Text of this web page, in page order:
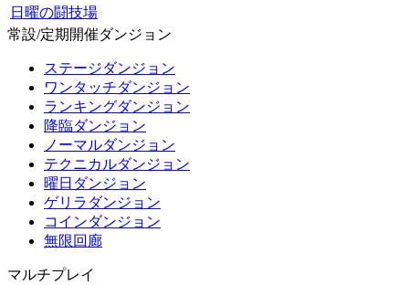
日曜の闘技場
常設/定期開催ダンジョン
ステージダンジョン
ワンタッチダンジョン
ランキングダンジョン
降臨ダンジョン
ノーマルダンジョン
テクニカルダンジョン
曜日ダンジョン
ゲリラダンジョン
コインダンジョン
無限回廊
マルチプレイ